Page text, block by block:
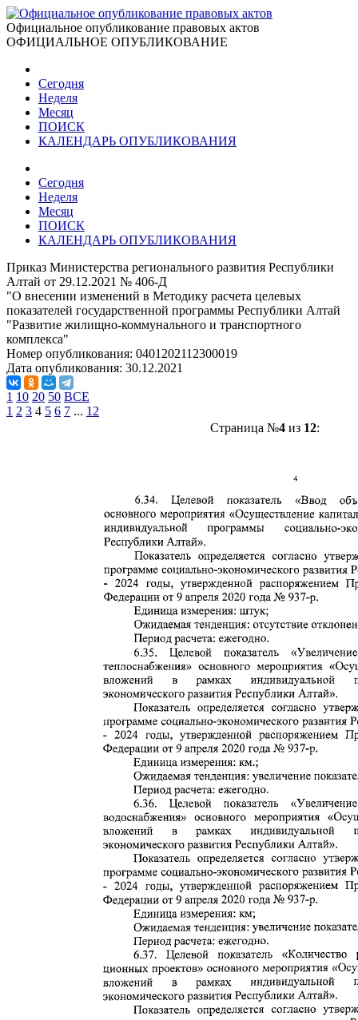
Официальное опубликование правовых актов
ОФИЦИАЛЬНОЕ ОПУБЛИКОВАНИЕ
Сегодня
Неделя
Месяц
ПОИСК
КАЛЕНДАРЬ ОПУБЛИКОВАНИЯ
Сегодня
Неделя
Месяц
ПОИСК
КАЛЕНДАРЬ ОПУБЛИКОВАНИЯ
Приказ Министерства регионального развития Республики
Алтай от 29.12.2021 № 406-Д
"О внесении изменений в Методику расчета целевых
показателей государственной программы Республики Алтай
"Развитие жилищно-коммунального и транспортного
комплекса"
Номер опубликования: 0401202112300019
Дата опубликования: 30.12.2021
1 10 20 50 ВСЕ
1 2 3 4 5 6 7 ... 12
Страница №4из 12: